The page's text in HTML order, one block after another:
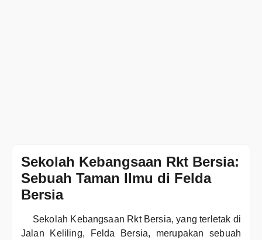
Sekolah Kebangsaan Rkt Bersia:
Sebuah Taman Ilmu di Felda
Bersia
Sekolah Kebangsaan Rkt Bersia, yang terletak di
Jalan Keliling, Felda Bersia, merupakan sebuah